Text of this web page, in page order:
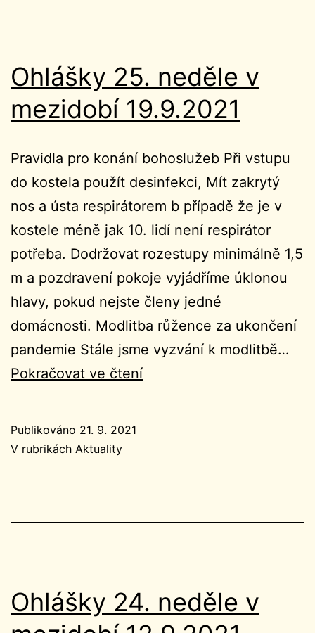
Ohlášky 25. neděle v
mezidobí 19.9.2021
Pravidla pro konání bohoslužeb Při vstupu
do kostela použít desinfekci, Mít zakrytý
nos a ústa respirátorem b případě že je v
kostele méně jak 10. lidí není respirátor
potřeba. Dodržovat rozestupy minimálně 1,5
m a pozdravení pokoje vyjádříme úklonou
hlavy, pokud nejste členy jedné
domácnosti. Modlitba růžence za ukončení
pandemie Stále jsme vyzvání k modlitbě…
Pokračovat ve čteníOhlášky
Publikováno 21. 9. 2021
V rubrikách Aktuality
Ohlášky 24. neděle v